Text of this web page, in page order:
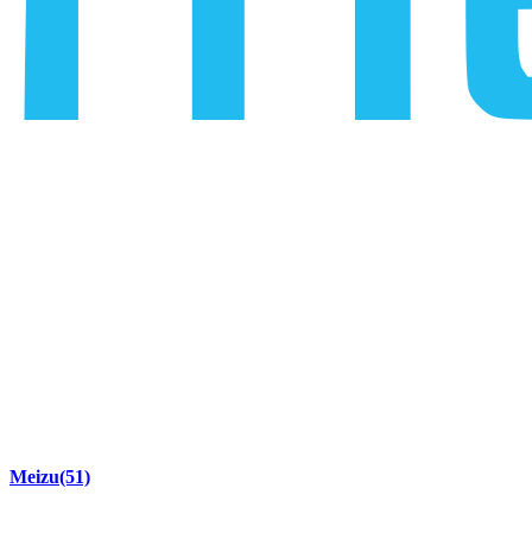
Meizu(51)